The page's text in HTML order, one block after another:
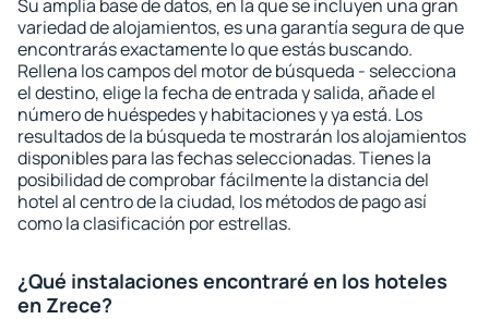
Su amplia base de datos, en la que se incluyen una gran
variedad de alojamientos, es una garantía segura de que
encontrarás exactamente lo que estás buscando.
Rellena los campos del motor de búsqueda - selecciona
el destino, elige la fecha de entrada y salida, añade el
número de huéspedes y habitaciones y ya está. Los
resultados de la búsqueda te mostrarán los alojamientos
disponibles para las fechas seleccionadas. Tienes la
posibilidad de comprobar fácilmente la distancia del
hotel al centro de la ciudad, los métodos de pago así
como la clasificación por estrellas.
¿Qué instalaciones encontraré en los hoteles
en Zrece?